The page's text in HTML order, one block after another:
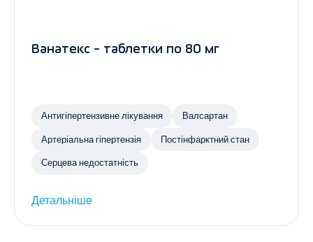
Ванатекс - таблетки по 80 мг
Антигіпертензивне лікування Валсартан
Артеріальна гіпертензія Постінфарктний стан
Серцева недостатність
Детальніше